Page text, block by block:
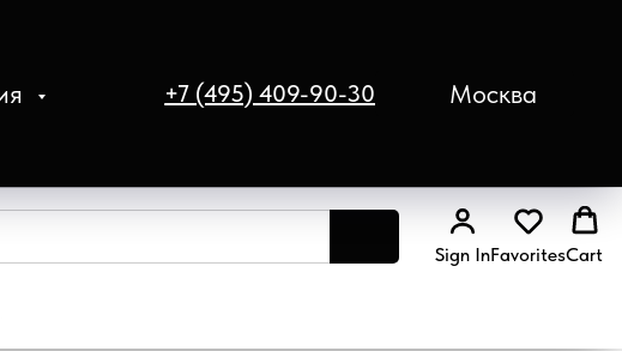
+7 (495) 409-90-30 Москва
Sign InFavoritesCart